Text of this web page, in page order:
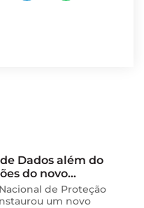
Dados além do
do novo
da
de Proteção
um novo